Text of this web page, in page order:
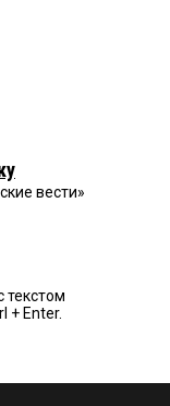
вести»
текстом
+ Enter.